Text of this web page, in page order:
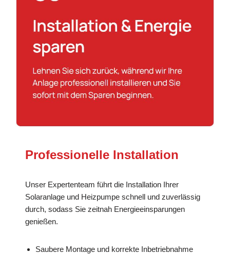
Professionelle Installation
Unser Expertenteam führt die Installation Ihrer
Solaranlage und Heizpumpe schnell und zuverlässig
durch, sodass Sie zeitnah Energieeinsparungen
genießen.
Saubere Montage und korrekte Inbetriebnahme